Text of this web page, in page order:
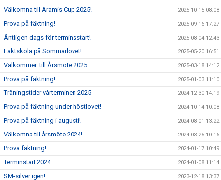
Välkomna till Aramis Cup 2025! 2025-10-15 08:08
Prova på fäktning! 2025-09-16 17:27
Äntligen dags för terminsstart! 2025-08-04 12:43
Fäktskola på Sommarlovet! 2025-05-20 16:51
Välkommen till Årsmöte 2025 2025-03-18 14:12
Prova på fäktning! 2025-01-03 11:10
Träningstider vårterminen 2025 2024-12-30 14:19
Prova på fäktning under höstlovet! 2024-10-14 10:08
Prova på fäktning i augusti! 2024-08-01 13:22
Välkomna till årsmöte 2024! 2024-03-25 10:16
Prova fäktning! 2024-01-17 10:49
Terminstart 2024 2024-01-08 11:14
SM-silver igen! 2023-12-18 13:37